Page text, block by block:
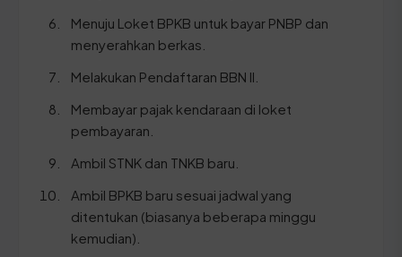
Menuju Loket BPKB untuk bayar PNBP dan
menyerahkan berkas.
Melakukan Pendaftaran BBN II.
Membayar pajak kendaraan di loket
pembayaran.
Ambil STNK dan TNKB baru.
Ambil BPKB baru sesuai jadwal yang
ditentukan (biasanya beberapa minggu
kemudian).